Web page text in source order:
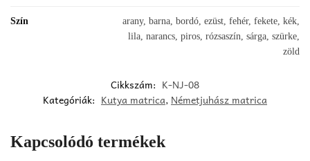
Szín
arany, barna, bordó, ezüst, fehér, fekete, kék,
lila, narancs, piros, rózsaszín, sárga, szürke,
zöld
Cikkszám: K-NJ-08
Kategóriák: Kutya matrica, Németjuhász matrica
Kapcsolódó termékek